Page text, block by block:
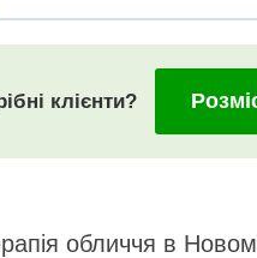
клієнти?
обличчя в